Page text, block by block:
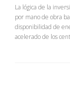
La lógica de la
por mano de obra
disponibilidad de
acelerado de los